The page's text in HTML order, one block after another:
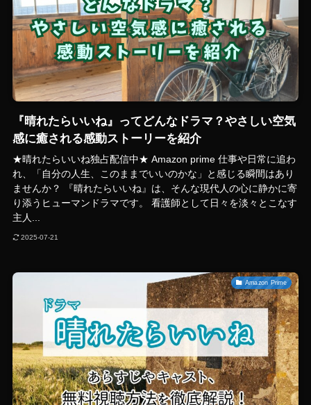
『晴れたらいいね』ってどんなドラマ？やさしい空気
感に癒される感動ストーリーを紹介
★晴れたらいいね独占配信中★ Amazon prime 仕事や日常に追わ
れ、「自分の人生、このままでいいのかな」と感じる瞬間はあり
ませんか？ 『晴れたらいいね』は、そんな現代人の心に静かに寄
り添うヒューマンドラマです。 看護師として日々を淡々とこなす
主人...
2025-07-21
Amazon Prime